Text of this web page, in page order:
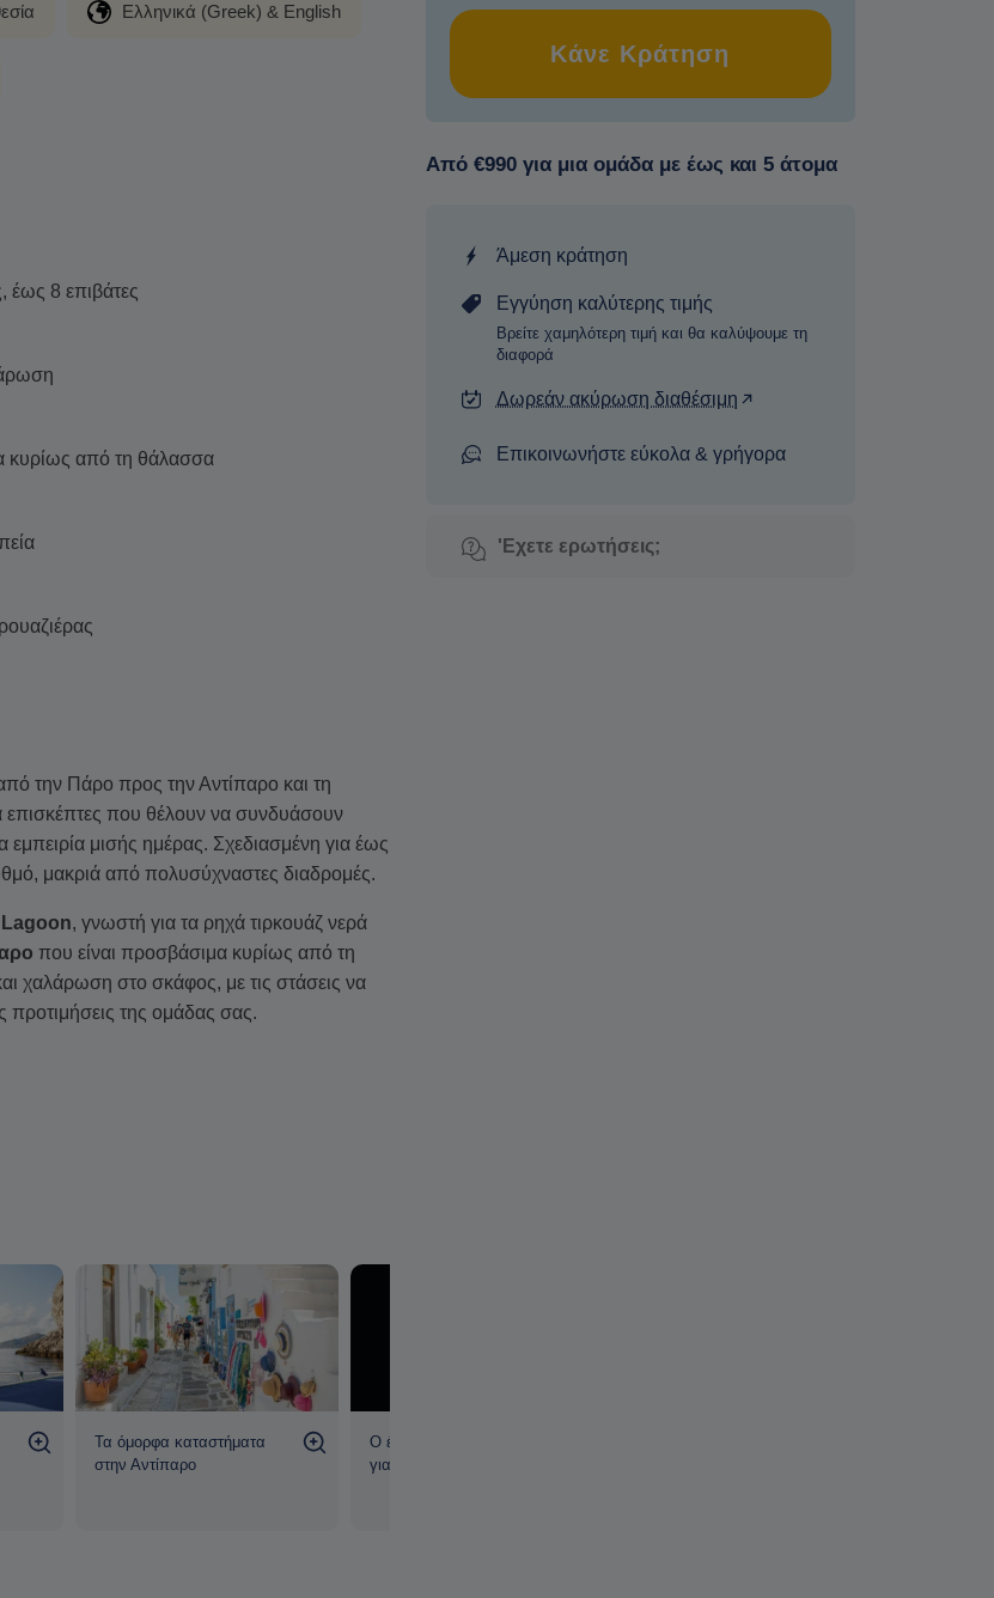
Ελληνικά (Greek) & English
έως 8 επιβάτες
κυρίως από τη θάλασσα
την Πάρο προς την Αντίπαρο και τη
που θέλουν να συνδυάσουν
μισής ημέρας. Σχεδιασμένη για έως
μακριά από πολυσύχναστες διαδρομές.
, γνωστή για τα ρηχά τιρκουάζ νερά
που είναι προσβάσιμα κυρίως από τη
χαλάρωση στο σκάφος, με τις στάσεις να
προτιμήσεις της ομάδας σας.
καπετάνιο που εξασφαλίζει
Τα όμορφα καταστήματα
στην Αντίπαρο
Ο έμπειρος καπετάνιος σας
για την ημέρα
Κάνε Κράτηση
Από €990 για μια ομάδα με έως και 5 άτομα
Άμεση κράτηση
Εγγύηση καλύτερης τιμής
Βρείτε χαμηλότερη τιμή και θα καλύψουμε τη
διαφορά
Δωρεάν ακύρωση διαθέσιμη
Επικοινωνήστε εύκολα & γρήγορα
'Εχετε ερωτήσεις;